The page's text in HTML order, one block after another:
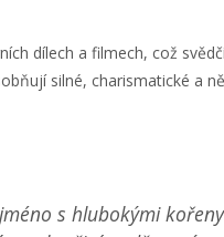
dílech a filmech, což
silné, charismatické a
s hlubokými